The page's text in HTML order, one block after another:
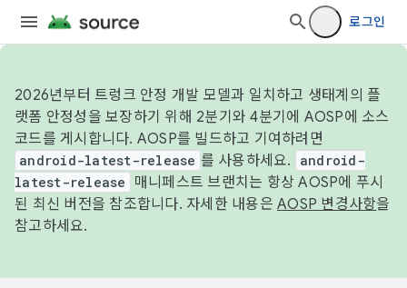
로그인
2026년부터 트렁크 안정 개발 모델과 일치하고 생태계의 플
랫폼 안정성을 보장하기 위해 2분기와 4분기에 AOSP에 소스
코드를 게시합니다. AOSP를 빌드하고 기여하려면
android-latest-release 를 사용하세요.
android-
latest-release
매니페스트 브랜치는 항상 AOSP에 푸시
된 최신 버전을 참조합니다. 자세한 내용은 AOSP 변경사항을
참고하세요.